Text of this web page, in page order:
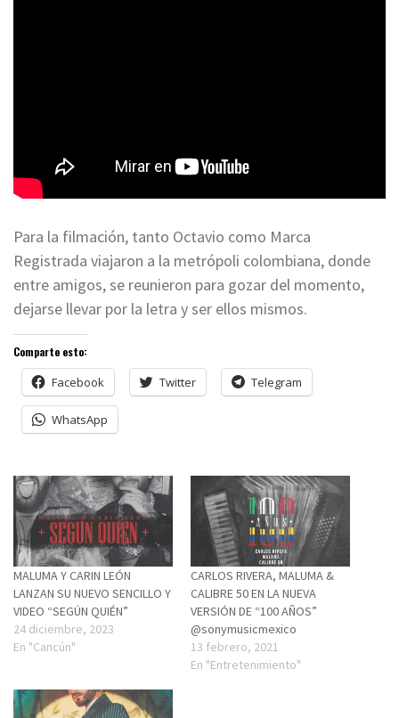
Para la filmación, tanto Octavio como Marca
Registrada viajaron a la metrópoli colombiana, donde
entre amigos, se reunieron para gozar del momento,
dejarse llevar por la letra y ser ellos mismos.
Comparte esto:
Facebook Twitter Telegram
WhatsApp
MALUMA Y CARIN LEÓN
LANZAN SU NUEVO SENCILLO Y
VIDEO “SEGÚN QUIÉN”
24 diciembre, 2023
En "Cancún"
CARLOS RIVERA, MALUMA &
CALIBRE 50 EN LA NUEVA
VERSIÓN DE “100 AÑOS”
@sonymusicmexico
13 febrero, 2021
En "Entretenimiento"